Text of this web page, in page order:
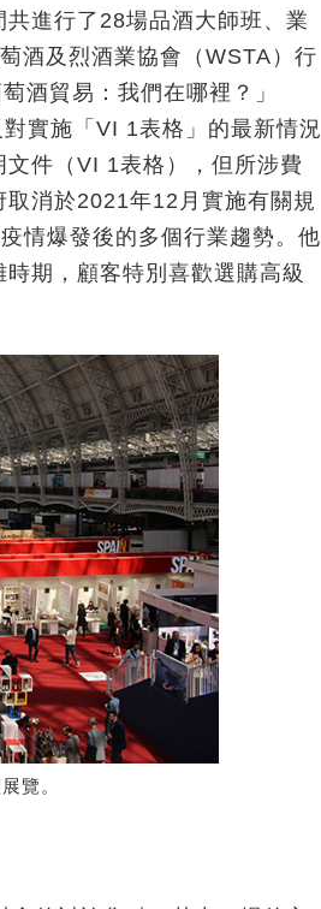
進行了28場品酒大師班、業
酒及烈酒業協會（WSTA）行
酒貿易：我們在哪裡？」
實施「VI 1表格」的最新情況
件（VI 1表格），但所涉費
消於2021年12月實施有關規
情爆發後的多個行業趨勢。他
期，顧客特別喜歡選購高級
覽。